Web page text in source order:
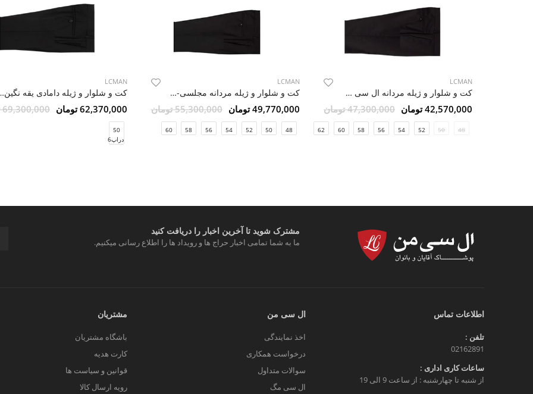
LCMAN
کت و شلوار و ژیله مردانه ال سی من 259
42,570,000 تومان 47,300,000 تومان
48
50
52
54
56
58
60
62
LCMAN
کت و شلوار و ژیله مردانه مجلسی-دامادی ال سی من 201
49,770,000 تومان 55,300,000 تومان
48
50
52
54
56
58
60
LCMAN
کت و شلوار و ژیله
62,370,000 تومان 69,300,000 تومان
50
دراپ6
مشترک شوید تا آخرین اخبار را دریافت کنید
ما به شما تمامی اخبار حراج ها و رویداد ها را اطلاع رسانی میکنیم.
اطلاعات تماس
تلفن :
02162891
ساعات کاری اداری :
از شنبه تا چهارشنبه : از ساعت 9 الی 19
ال سی من
اخذ نمایندگی
درخواست همکاری
سوالات متداول
ال سی مگ
مشتریان
باشگاه مشتریان
کارت هدیه
قوانین و سیاست ها
رویه ارسال کالا